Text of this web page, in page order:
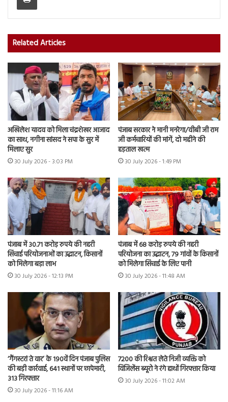
Related Articles
अखिलेश यादव को मिला चंद्रशेखर आजाद
का साथ, नगीना सांसद ने सपा के सुर में
मिलाए सुर
30 July 2026 - 3:03 PM
पंजाब सरकार ने मानी मनरेगा/वीबी जी राम
जी कर्मचारियों की मांगें, दो महीने की
हड़ताल खत्म
30 July 2026 - 1:49 PM
पंजाब में 30.71 करोड़ रुपये की नहरी
सिंचाई परियोजनाओं का उद्घाटन, किसानों
को मिलेगा बड़ा लाभ
30 July 2026 - 12:13 PM
पंजाब में 68 करोड़ रुपये की नहरी
परियोजना का उद्घाटन, 79 गांवों के किसानों
को मिलेगा सिंचाई के लिए पानी
30 July 2026 - 11:48 AM
‘गैंगस्टरां ते वार’ के 190वें दिन पंजाब पुलिस
की बड़ी कार्रवाई, 641 स्थानों पर छापेमारी,
313 गिरफ्तार
30 July 2026 - 11:16 AM
7200 की रिश्वत लेते निजी व्यक्ति को
विजिलेंस ब्यूरो ने रंगे हाथों गिरफ्तार किया
30 July 2026 - 11:02 AM